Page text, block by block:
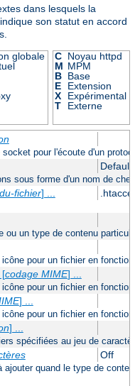
dans lesquels la
son statut en accord
globale
C Noyau httpd
M MPM
B Base
E
Extension
X
Expérimental
T
Externe
pour l'écoute d'un
Default
sous forme d'un nom de
fichier] ...
ou un type de contenu
pour un fichier en
codage MIME] ...
pour un fichier en
] ...
pour un fichier en
] ...
spécifiées au jeu de
Off
quand le type de